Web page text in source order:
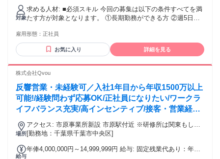
白さのひとつです。さらに、お客様から直接「ありがとう」
と感謝の言葉をいただけることが、大きなやりがいになって
います。 Q.応募のきっかけを教えてください。 福祉系の大学
を卒業したこともあり、もともと福祉の仕事に興味がありま
した。中でも、営業要素もある福祉用具専門相談員は、自分
の関心とマッチしていて魅力を感じたのが応募のきっかけで
す。 ═══════════════ ❖ こんな心配も一切不要です！
═══════════════ 【Q.実際、残業時間はどれくらい？】
月に20〜35時間ほどです。オン・オフのメリハリを大切にし
ながら、無理なく働けます！ 【Q.お休みって取りやすい？】
シフト制なので希望も通りやすいです。会社として有休取得
も推奨していますので、5連休以上でお休みを取ることもでき
40代が中心で、職種的にも本当に温かい雰囲気です。 例え
ば、仕事中に小腹が空いたときのために、副社長自ら、事務
所によくお菓子を補充してくれています(笑) 【Q.本当に未経
験からでも大丈夫？】 大丈夫です！ 当社では未経験の方が無
て計算されます。 時間給（※1）×1日当たりの勤務時間数（7
時間）×20営業日（※2） ※1 ご経験スキルをもとに設定、
詳細はご応募後にご説明いたします ※2 当月のカレンダー日
数に関わらず、20日分を1ヶ月として算出します 上記金額に
給与改定を行いますので、頑張りは即時反映！ 査定以降は営
業成績に応じた給与設定となります。 また勤務時間の変更も1
ヶ月ごとに行えます。 ---- 1,226（円）×7（時間）×20（営業
日）=月給171,640円 1,850（円）×7（時間）×20（営業日）＋
インセンティブ10,000（円）=月給269,000円※昇給例 ---- ※
研修中期間中の給与変動なし ※通信手当一部支給 ※各種イン
センティブ支給（最大年間30万円） ※社会保険完備（厚生年
金、健康保険、雇用保険）
対象
求める人材: ■必須スキル 今回の募集は以下の条件すべてを満
たす方が対象となります。 ①長期勤務ができる方 ②週5日の
ル送信）ができる方 ④自宅にインターネットの固定回線（光
回線等）があり、有線接続ができる環境の方 ※お客様に安定
した通話品質をお届けするため、必須条件となります。ポケ
ができる環境のご用意をお願いいたします。 ■歓迎スキル 営
応経験、キャリアアドバイザー・テレアポ・カスタマーサク
セスなどの経験が活かせます。 --------------------------------------------
---------------- 〈異業種からスタートした20代、30代、40代の先
輩が活躍中！〉 営業職未経験の方や異業種からの転職者も活
躍中。既に研修を終えられ、順調に成約に繋げていただいて
います。 応募者さまの過去業務経験（一例） 小売販売スタッ
生命保険・損害保険営業、キャリアアドバイザー、カスタマ
雇用形態： 正社員
お気に入り 詳細を見る
株式会社Qvou
反響営業・未経験可／入社1年目から年収1500万以上
可能!/経験問わず応募OK/正社員になりたい/ワークラ
イフバランス充実/高インセンティブ/接客・営業経験
者積極採用/20代30代募集
場所
アクセス: 市原事業所新設 市原駅付近 ※研修所は関東もしく
は関西にございます
[勤務地：千葉県千葉市中央区]
給与
年俸4,000,000円～14,999,999円 給与: 固定残業代あり：年俸